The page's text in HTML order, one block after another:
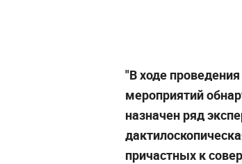
"В ходе
мероприятий
назначен ряд
причастных к